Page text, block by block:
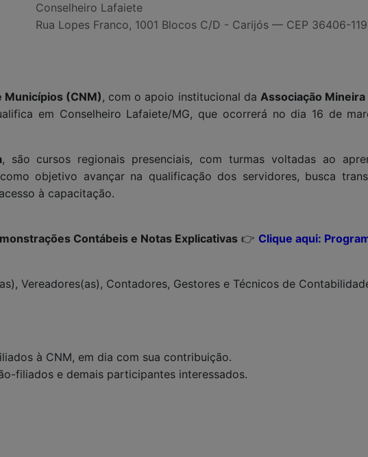
Conselheiro Lafaiete
Rua Lopes Franco, 1001 Blocos C/D - Carijós — CEP 36406-119
Municípios (CNM), com o apoio institucional da Associação
em Conselheiro Lafaiete/MG, que ocorrerá no dia 16 de
, são cursos regionais presenciais, com turmas voltadas ao
objetivo avançar na qualificação dos servidores, busca
à capacitação.
Contábeis e Notas Explicativas 👉 Clique aqui:
Vereadores(as), Contadores, Gestores e Técnicos de
à CNM, em dia com sua contribuição.
filiados e demais participantes interessados.